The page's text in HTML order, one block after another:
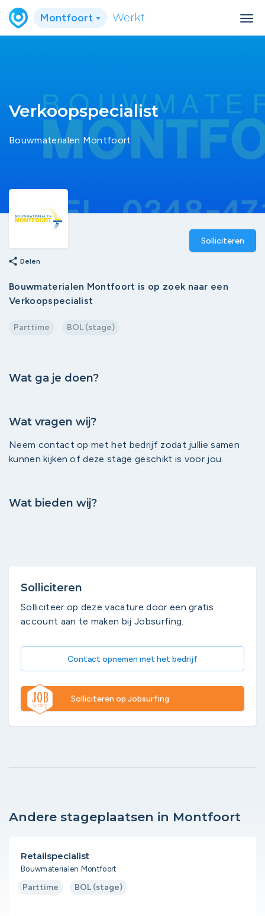
Montfoort Werkt
Verkoopspecialist
Bouwmaterialen Montfoort
Solliciteren
share Delen
Bouwmaterialen Montfoort is op zoek naar een
Verkoopspecialist
Parttime BOL (stage)
Wat ga je doen?
Wat vragen wij?
Neem contact op met het bedrijf zodat jullie samen
kunnen kijken of deze stage geschikt is voor jou.
Wat bieden wij?
Solliciteren
Solliciteer op deze vacature door een gratis
account aan te maken bij Jobsurfing.
Contact opnemen met het bedrijf
Solliciteren op Jobsurfing
Andere stageplaatsen in Montfoort
Retailspecialist
Bouwmaterialen Montfoort
Parttime BOL (stage)